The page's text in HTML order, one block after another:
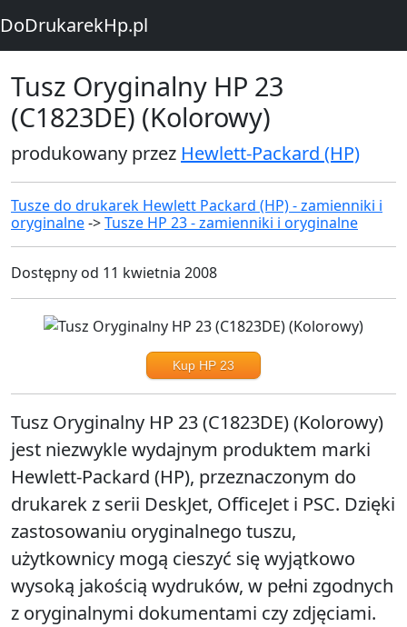
DoDrukarekHp.pl
Tusz Oryginalny HP 23
(C1823DE) (Kolorowy)
produkowany przez Hewlett-Packard (HP)
Tusze do drukarek Hewlett Packard (HP) - zamienniki i
oryginalne->Tusze HP 23 - zamienniki i oryginalne
Dostępny od 11 kwietnia 2008
Kup HP 23
Tusz Oryginalny HP 23 (C1823DE) (Kolorowy)
jest niezwykle wydajnym produktem marki
Hewlett-Packard (HP), przeznaczonym do
drukarek z serii DeskJet, OfficeJet i PSC. Dzięki
zastosowaniu oryginalnego tuszu,
użytkownicy mogą cieszyć się wyjątkowo
wysoką jakością wydruków, w pełni zgodnych
z oryginalnymi dokumentami czy zdjęciami.